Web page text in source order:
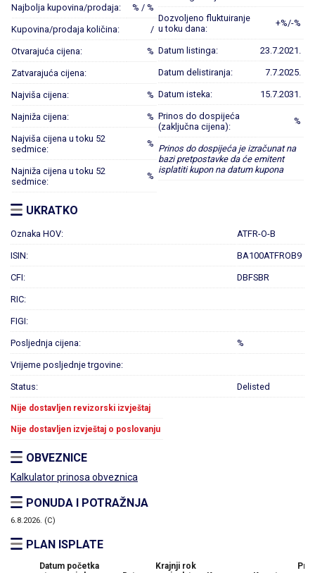
Najbolja kupovina/prodaja: % / %
Kupovina/prodaja količina: /
Otvarajuća cijena: %
Zatvarajuća cijena:
Najviša cijena: %
Najniža cijena: %
Najviša cijena u toku 52
sedmice:
%
Najniža cijena u toku 52
sedmice:
%
Dozvoljeno fluktuiranje
u toku dana:
+%/-%
Datum listinga: 23.7.2021.
Datum delistiranja: 7.7.2025.
Datum isteka: 15.7.2031.
Prinos do dospijeća
(zaključna cijena):
%
Prinos do dospijeća je izračunat na
bazi pretpostavke da će emitent
isplatiti kupon na datum kupona
UKRATKO
Oznaka HOV: ATFR-O-B
ISIN: BA100ATFROB9
CFI: DBFSBR
RIC:
FIGI:
Posljednja cijena: %
Vrijeme posljednje trgovine:
Status: Delisted
Nije dostavljen revizorski izvještaj
Nije dostavljen izvještaj o poslovanju
OBVEZNICE
Kalkulator prinosa obveznica
PONUDA I POTRAŽNJA
6.8.2026. (C)
PLAN ISPLATE
Datum početka
Krajnji rok